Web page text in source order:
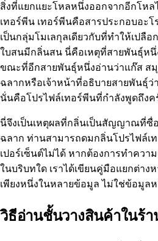
สิ่งที่แยกแยะโหลหนึ่งออกจากอีกโหล
เทอร์พีน เทอร์พีนคือสารประกอบอะ
เป็นกลุ่มโมเลกุลเดียวกับที่ทำให้เปลื
ใบสนมีกลิ่นสน นี่คือเหตุที่สายพันธุ์ห
ขณะที่อีกสายพันธุ์หนึ่งอ่านว่าแก๊ส สมุ
ฉลากหรือเจ้าหน้าที่อธิบายสายพันธุ์
นั่นคือโปรไฟล์เทอร์พีนที่กำลังพูดถึงค
นี่จึงเป็นเหตุผลที่กลิ่นเป็นสัญญาณที่ซื่
ฉลาก ท่านสามารถดมกลิ่นโปรไฟล์เ
เปอร์เซ็นต์ไม่ได้ หากต้องการทำความ
ในบริบทใด เราได้เขียนคู่มือแยกต่าง
เพียงหนึ่งในหลายข้อมูล ไม่ใช่ข้อมูล
วิธีอ่านชั้นวางสินค้าในร้